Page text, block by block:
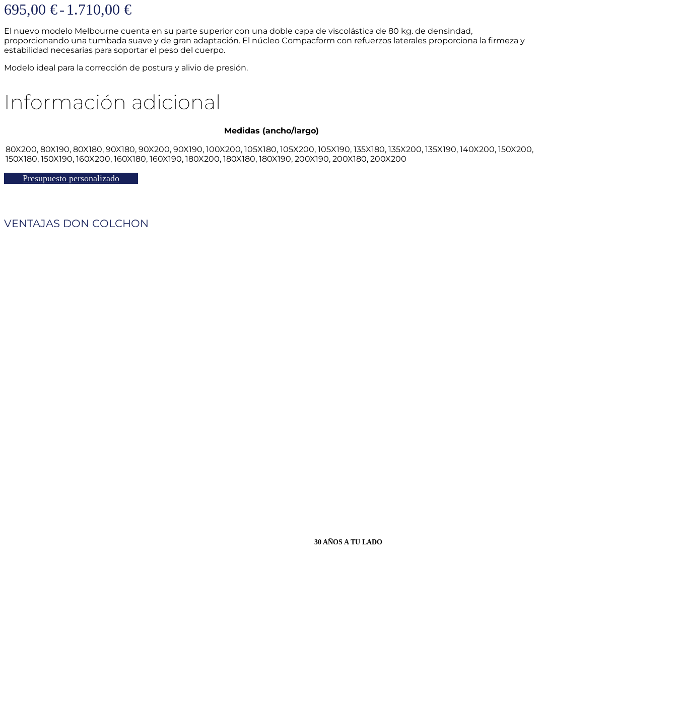
695,00 €- 1.710,00 €Rango
de
precios:
desde
695,00 €
hasta
1.710,00 €
El nuevo modelo Melbourne cuenta en su parte superior con una doble capa de viscolástica de 80 kg. de densindad,
proporcionando una tumbada suave y de gran adaptación. El núcleo Compacform con refuerzos laterales proporciona la firmeza y
estabilidad necesarias para soportar el peso del cuerpo.
Modelo ideal para la corrección de postura y alivio de presión.
Información adicional
Medidas (ancho/largo)
80X200, 80X190, 80X180, 90X180, 90X200, 90X190, 100X200, 105X180, 105X200, 105X190, 135X180, 135X200, 135X190, 140X200, 150X200,
150X180, 150X190, 160X200, 160X180, 160X190, 180X200, 180X180, 180X190, 200X190, 200X180, 200X200
Presupuesto personalizado
VENTAJAS DON COLCHON
30 AÑOS A TU LADO